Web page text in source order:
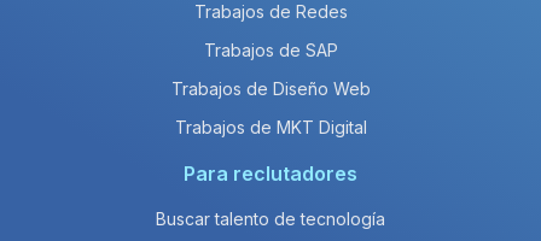
Trabajos de Redes
Trabajos de SAP
Trabajos de Diseño Web
Trabajos de MKT Digital
Para reclutadores
Buscar talento de tecnología